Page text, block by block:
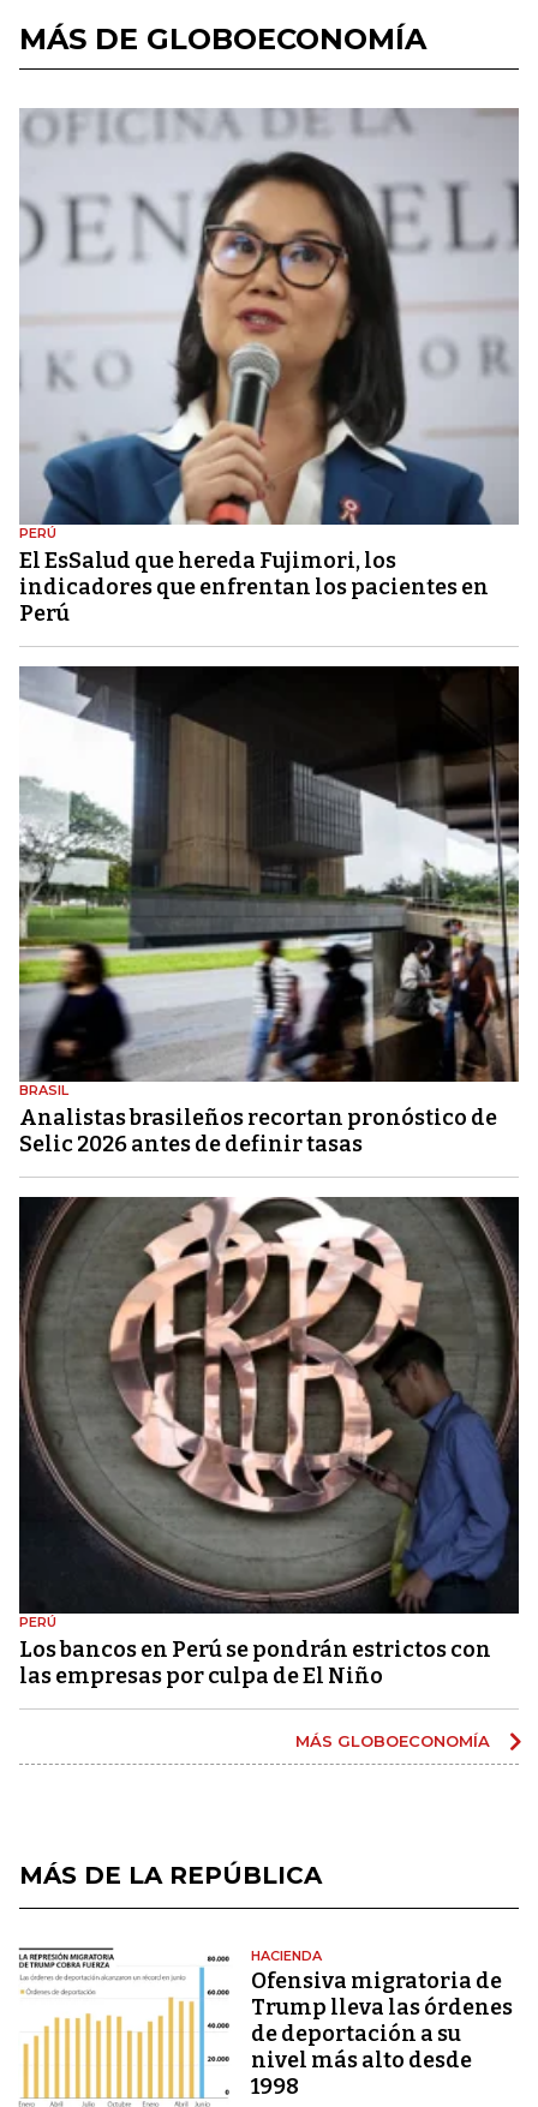
MÁS DE GLOBOECONOMÍA
PERÚ
El EsSalud que hereda Fujimori, los
indicadores que enfrentan los pacientes en
Perú
BRASIL
Analistas brasileños recortan pronóstico de
Selic 2026 antes de definir tasas
PERÚ
Los bancos en Perú se pondrán estrictos con
las empresas por culpa de El Niño
MÁS GLOBOECONOMÍA
MÁS DE LA REPÚBLICA
HACIENDA
Ofensiva migratoria de
Trump lleva las órdenes
de deportación a su
nivel más alto desde
1998